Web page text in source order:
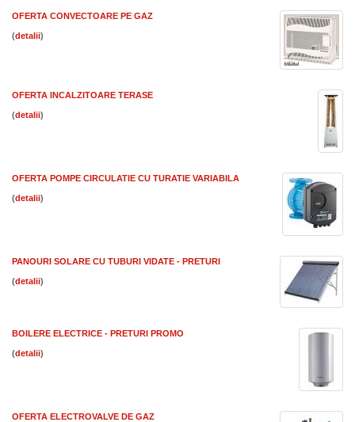
OFERTA CONVECTOARE PE GAZ
( )
OFERTA INCALZITOARE TERASE
( )
OFERTA POMPE CIRCULATIE CU TURATIE VARIABILA
( )
PANOURI SOLARE CU TUBURI VIDATE - PRETURI
( )
BOILERE ELECTRICE - PRETURI PROMO
( )
OFERTA ELECTROVALVE DE GAZ